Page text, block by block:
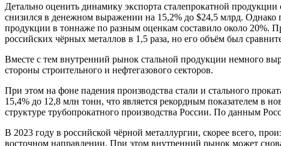
Детально оценить динамику экспорта сталепрокатной
снизился в денежном выражении на 15,2% до $24,5 млрд. Однако
продукции в тоннаже по разным оценкам составило около 20%.
российских чёрных металлов в 1,5 раза, но его объём был
Вместе с тем внутренний рынок стальной продукции немного
стороны строительного и нефтегазового секторов.
При этом на фоне падения производства стали и стального
15,4% до 12,8 млн тонн, что является рекордным показателем
структуре трубопрокатного производства России. По данным
В 2023 году в российской чёрной металлургии, скорее всего,
восточном направлении. При этом внутренний рынок может